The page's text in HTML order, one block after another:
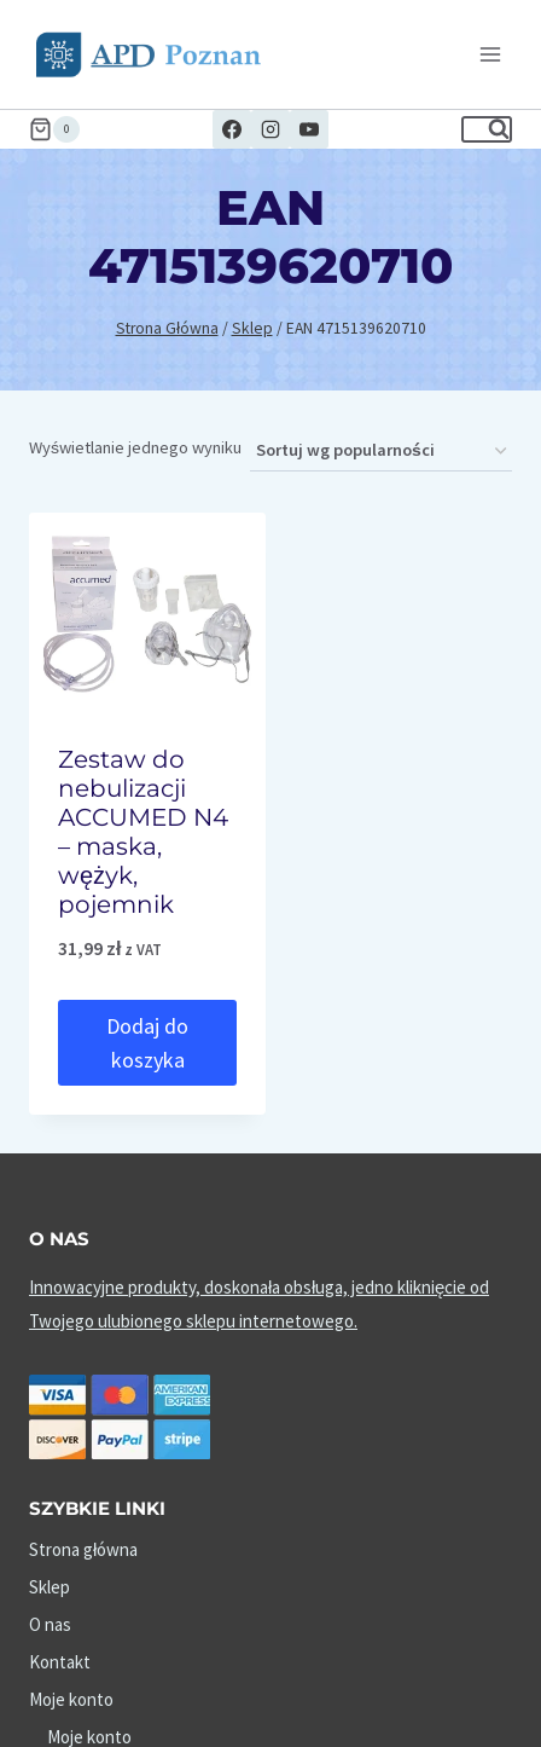
0
EAN
4715139620710
Strona Główna / Sklep / EAN 4715139620710
Wyświetlanie jednego wyniku
Zestaw do
nebulizacji
ACCUMED N4
– maska,
wężyk,
pojemnik
31,99 zł z VAT
Dodaj do
koszyka
O NAS
Innowacyjne produkty, doskonała obsługa, jedno kliknięcie od
Twojego ulubionego sklepu internetowego.
SZYBKIE LINKI
Strona główna
Sklep
O nas
Kontakt
Moje konto
Moje konto